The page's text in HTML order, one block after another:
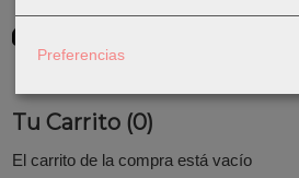
GRATIS *
Consultar Destinos
Tu Carrito (0)
El carrito de la compra está vacío
Preferencias